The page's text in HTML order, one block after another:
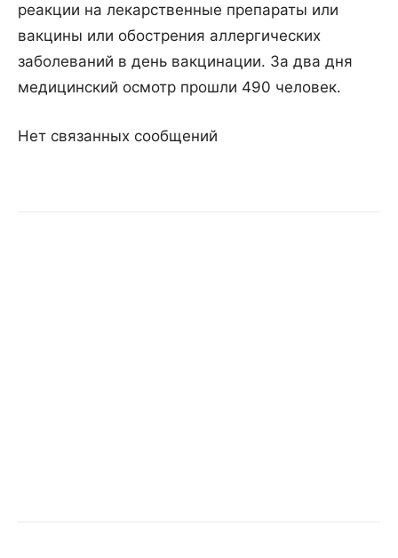
реакции на лекарственные препараты или
вакцины или обострения аллергических
заболеваний в день вакцинации. За два дня
медицинский осмотр прошли 490 человек.
Нет связанных сообщений